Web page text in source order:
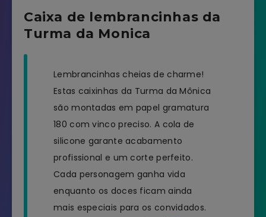
Caixa de lembrancinhas da
Turma da Monica
Lembrancinhas cheias de charme!
Estas caixinhas da Turma da Mônica
são montadas em papel gramatura
180 com vinco preciso. A cola de
silicone garante acabamento
profissional e um corte perfeito.
Cada personagem ganha vida
enquanto os doces ficam ainda
mais especiais para os convidados.